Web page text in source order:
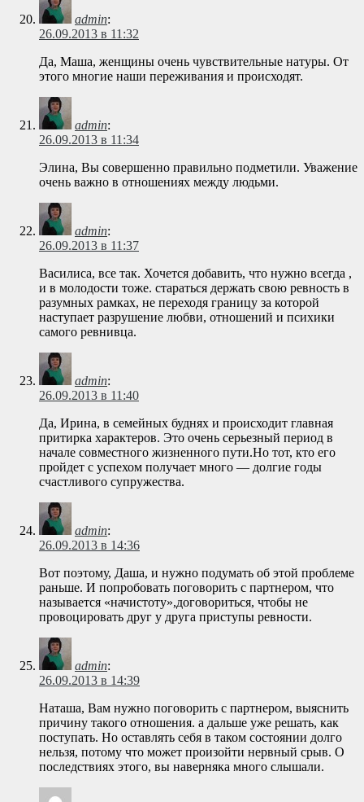
admin:
26.09.2013 в 11:32
Да, Маша, женщины очень чувствительные натуры. От
этого многие наши переживания и происходят.
admin:
26.09.2013 в 11:34
Элина, Вы совершенно правильно подметили. Уважение
очень важно в отношениях между людьми.
admin:
26.09.2013 в 11:37
Василиса, все так. Хочется добавить, что нужно всегда ,
и в молодости тоже. стараться держать свою ревность в
разумных рамках, не переходя границу за которой
наступает разрушение любви, отношений и психики
самого ревнивца.
admin:
26.09.2013 в 11:40
Да, Ирина, в семейных буднях и происходит главная
притирка характеров. Это очень серьезный период в
начале совместного жизненного пути.Но тот, кто его
пройдет с успехом получает много — долгие годы
счастливого супружества.
admin:
26.09.2013 в 14:36
Вот поэтому, Даша, и нужно подумать об этой проблеме
раньше. И попробовать поговорить с партнером, что
называется «начистоту»,договориться, чтобы не
провоцировать друг у друга приступы ревности.
admin:
26.09.2013 в 14:39
Наташа, Вам нужно поговорить с партнером, выяснить
причину такого отношения. а дальше уже решать, как
поступать. Но оставлять себя в таком состоянии долго
нельзя, потому что может произойти нервный срыв. О
последствиях этого, вы наверняка много слышали.